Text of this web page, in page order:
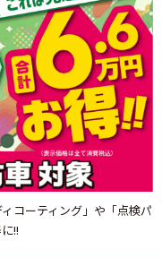
コーティング」や「点検パ
!!